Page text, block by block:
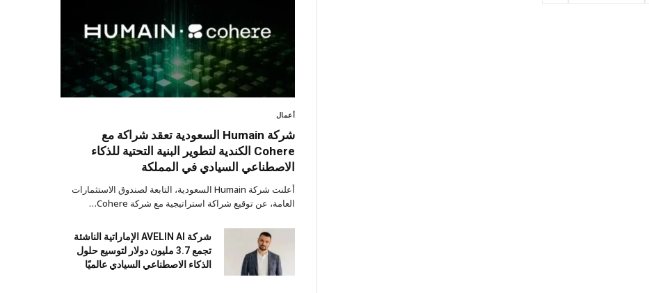
أعمال
شركة Humain السعودية تعقد شراكة مع
Cohere الكندية لتطوير البنية التحتية للذكاء
الاصطناعي السيادي في المملكة
أعلنت شركة Humain السعودية، التابعة لصندوق الاستثمارات
العامة، عن توقيع شراكة استراتيجية مع شركة Cohere…
شركة AVELIN AI الإماراتية الناشئة
تجمع 3.7 مليون دولار لتوسيع حلول
الذكاء الاصطناعي السيادي عالميًا